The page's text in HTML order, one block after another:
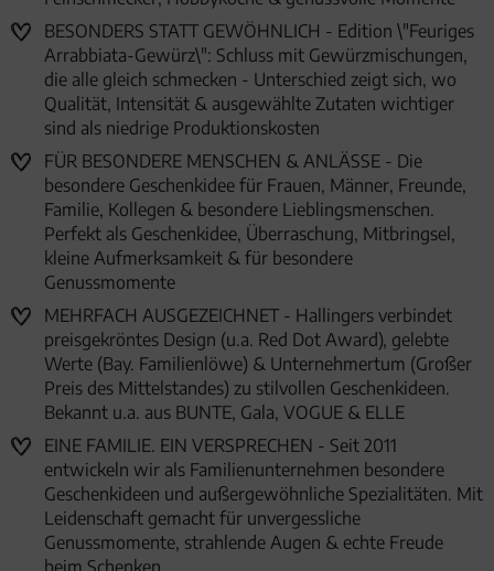
BESONDERS STATT GEWÖHNLICH - Edition \"Feuriges
Arrabbiata-Gewürz\": Schluss mit Gewürzmischungen,
die alle gleich schmecken - Unterschied zeigt sich, wo
Qualität, Intensität & ausgewählte Zutaten wichtiger
sind als niedrige Produktionskosten
FÜR BESONDERE MENSCHEN & ANLÄSSE - Die
besondere Geschenkidee für Frauen, Männer, Freunde,
Familie, Kollegen & besondere Lieblingsmenschen.
Perfekt als Geschenkidee, Überraschung, Mitbringsel,
kleine Aufmerksamkeit & für besondere
Genussmomente
MEHRFACH AUSGEZEICHNET - Hallingers verbindet
preisgekröntes Design (u.a. Red Dot Award), gelebte
Werte (Bay. Familienlöwe) & Unternehmertum (Großer
Preis des Mittelstandes) zu stilvollen Geschenkideen.
Bekannt u.a. aus BUNTE, Gala, VOGUE & ELLE
EINE FAMILIE. EIN VERSPRECHEN - Seit 2011
entwickeln wir als Familienunternehmen besondere
Geschenkideen und außergewöhnliche Spezialitäten. Mit
Leidenschaft gemacht für unvergessliche
Genussmomente, strahlende Augen & echte Freude